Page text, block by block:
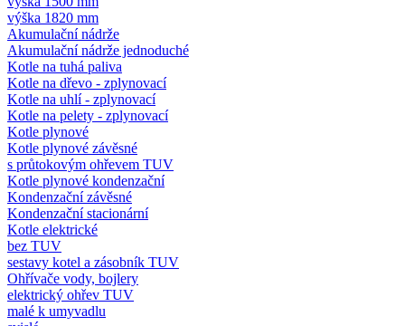
výška 1820 mm
Akumulační nádrže
Akumulační nádrže jednoduché
Kotle na tuhá paliva
Kotle na dřevo - zplynovací
Kotle na uhlí - zplynovací
Kotle na pelety - zplynovací
Kotle plynové
Kotle plynové závěsné
s průtokovým ohřevem TUV
Kotle plynové kondenzační
Kondenzační závěsné
Kondenzační stacionární
Kotle elektrické
bez TUV
sestavy kotel a zásobník TUV
Ohřívače vody, bojlery
elektrický ohřev TUV
malé k umyvadlu